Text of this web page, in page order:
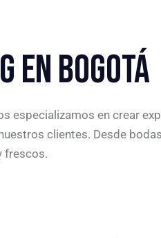
EN BOGOTÁ
especializamos en crear
clientes. Desde
frescos.